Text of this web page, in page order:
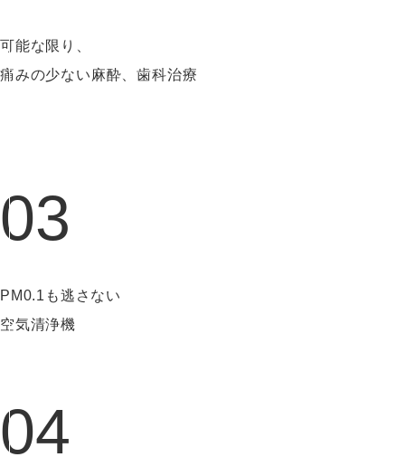
可能な限り、
痛みの少ない麻酔、歯科治療
03
PM0.1も逃さない
空気清浄機
04